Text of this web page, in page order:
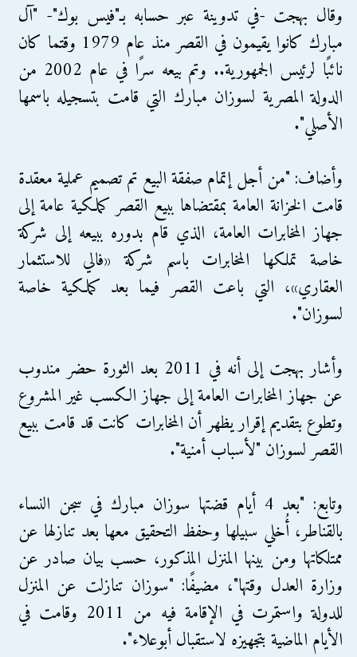
وقال بهجت -في تدوينة عبر حسابه بـ"فيس بوك"- "آل
مبارك كانوا يقيمون في القصر منذ عام 1979 وقتما كان
نائبًا لرئيس الجمهورية.. وتم بيعه سرًا في عام 2002 من
الدولة المصرية لسوزان مبارك التي قامت بتسجيله باسمها
الأصلي".
وأضاف: "من أجل إتمام صفقة البيع تم تصميم عملية معقدة
قامت الخزانة العامة بمقتضاها ببيع القصر كملكية عامة إلى
جهاز المخابرات العامة، الذي قام بدوره ببيعه إلى شركة
خاصة تملكها المخابرات باسم شركة «فالي للاستثمار
العقاري»، التي باعت القصر فيما بعد كملكية خاصة
لسوزان".
وأشار بهجت إلى أنه في 2011 بعد الثورة حضر مندوب
عن جهاز المخابرات العامة إلى جهاز الكسب غير المشروع
وتطوع بتقديم إقرار يظهر أن المخابرات كانت قد قامت ببيع
القصر لسوزان "لأسباب أمنية".
وتابع: "بعد 4 أيام قضتها سوزان مبارك في سجن النساء
بالقناطر، أُخلي سبيلها وحفظ التحقيق معها بعد تنازلها عن
ممتلكاتها ومن بينها المنزل المذكور، حسب بيان صادر عن
وزارة العدل وقتها"، مضيفًا: "سوزان تنازلت عن المنزل
للدولة واستمرت في الإقامة فيه من 2011 وقامت في
الأيام الماضية بتجهيزه لاستقبال أبوعلاء".